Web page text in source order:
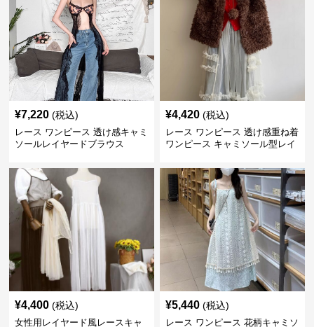
¥7,220 (税込)
レース ワンピース 透け感キャミ
ソールレイヤードブラウス
¥4,420 (税込)
レース ワンピース 透け感重ね着
ワンピース キャミソール型レイ
¥4,400 (税込)
女性用レイヤード風レースキャ
¥5,440 (税込)
レース ワンピース 花柄キャミソ